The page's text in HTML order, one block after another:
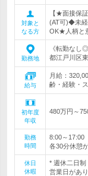
対象と
なる方
【★面接保
(AT可)◆未
OK★人柄と
勤務地
《転勤なし
都江戸川区
給与
月給：
齢・経験・
初年度
年収
480万円～
勤務
時間
8:00～17:00
各30分休憩
休日
休暇
* 週休二日
営業日があ